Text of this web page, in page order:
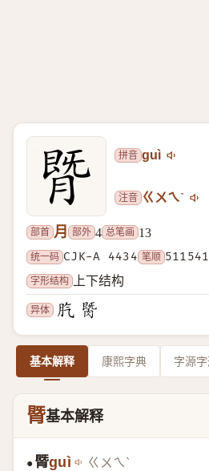
拼音 guì
注音 ㄍㄨㄟˋ
部首 月 部外 4 总笔画 13
统一码 CJK-A 4434 笔顺
字形结构
上下结构
异体
基本解释 康熙字典 字源
䐴基本解释
● 䐴guì ㄍㄨㄟˋ